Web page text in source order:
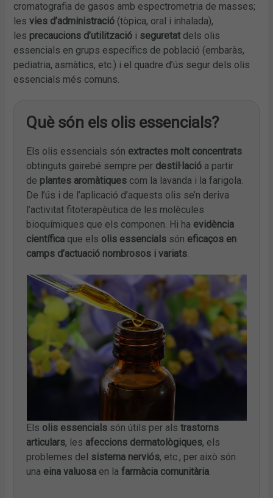
cromatografia de gasos amb espectrometria de masses;
lesvies d’administració (tòpica, oral i inhalada),
les precaucions d’utilització i seguretatdels olis
essencials en grups específics de població (embaràs,
pediatria, asmàtics, etc.) i el quadre d’ús segur dels olis
essencials més comuns.
Què són els olis essencials?
Els olis essencials són extractes molt concentrats
obtinguts gairebé sempre per destil·lació a partir
de plantes aromàtiques com la lavanda i la farigola.
De l’ús i de l’aplicació d’aquests olis se’n deriva
l’activitat fitoterapèutica de les molècules
bioquímiques que els componen. Hi ha evidència
científica que els olis essencials són eficaços en
camps d’actuació nombrosos i variats.
Els olis essencials són útils per alstrastorns
articulars, les afeccions dermatològiques, els
problemes del sistema nerviós, etc., per això són
una eina valuosa en lafarmàcia comunitària.